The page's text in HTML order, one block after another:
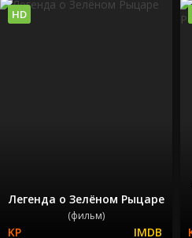
Легенда о Зелёном Рыцаре
(фильм)
HD